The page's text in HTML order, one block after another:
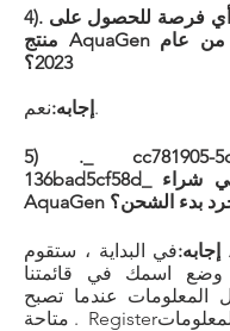
فرصة للحصول على
منتج AquaGen في وقت مبكر من عام
2023؟
إجابه:نعم.
5) ._ cc781905-
136bad5cf58d_ سؤال أين يمكنني شراء
إجابه:في البداية ، ستقوم AquaGen بالبيع
وضع اسمك في قائمتنا
المعلومات عندما تصبح
متاحة . Register